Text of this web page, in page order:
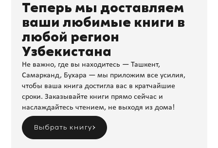
Теперь мы доставляем
ваши любимые книги в
любой регион
Узбекистана
Не важно, где вы находитесь — Ташкент,
Самарканд, Бухара — мы приложим все усилия,
чтобы ваша книга достигла вас в кратчайшие
сроки. Заказывайте книги прямо сейчас и
наслаждайтесь чтением, не выходя из дома!
Выбрать книгу